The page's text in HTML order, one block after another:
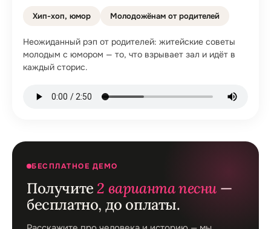
Хип-хоп, юмор Молодожёнам от родителей
Неожиданный рэп от родителей: житейские советы
молодым с юмором — то, что взрывает зал и идёт в
каждый сторис.
БЕСПЛАТНОЕ ДЕМО
Получите2 варианта песни —
бесплатно, до оплаты.